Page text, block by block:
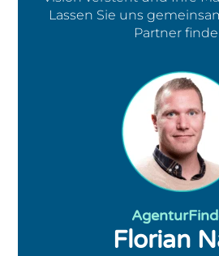
Lassen Sie uns
Partner
Florian